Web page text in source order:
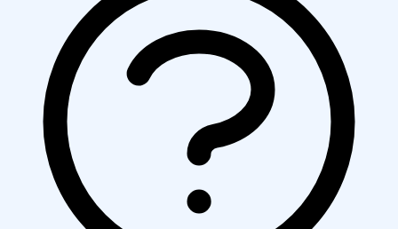
EMMA · Email Marketing LISA · Encuestas
INES · Mesa de
Ayuda
Clarabot · Chatbot
Servicios
Diseño Web Desarrollo de Aplicaciones EcommerceAsesoría AWS
Transformación Digital
Empresa